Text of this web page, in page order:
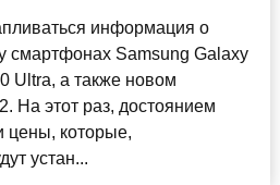
информация о
смартфонах Samsung Galaxy
Ultra, а также новом
На этот раз, достоянием
цены, которые,
устан...